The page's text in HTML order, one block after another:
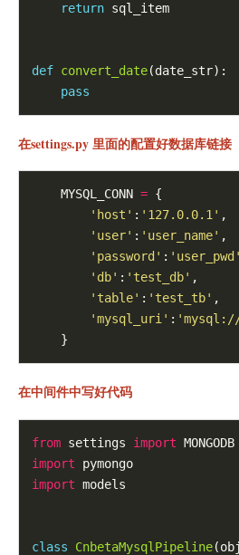
return sql_item
def convert_date(date_str):
pass
在settings.py 里面的配置好数据库链接
    MYSQL_CONN
= {
'host' : '127.0.0.1' ,
'user' : 'user_name' ,
'password' : 'user_pwd'
'db' : 'test_db' ,
'table' : 'test_tb' ,
'mysql_uri' :
在中间件中写好代码
from settings import
import
import models
class CnbetaMysqlPipeline